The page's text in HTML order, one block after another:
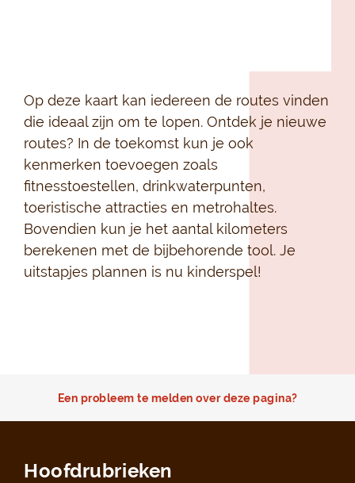
Op deze kaart kan iedereen de routes vinden
die ideaal zijn om te lopen. Ontdek je nieuwe
routes? In de toekomst kun je ook
kenmerken toevoegen zoals
fitnesstoestellen, drinkwaterpunten,
toeristische attracties en metrohaltes.
Bovendien kun je het aantal kilometers
berekenen met de bijbehorende tool. Je
uitstapjes plannen is nu kinderspel!
Een probleem te melden over deze pagina?
Hoofdrubrieken